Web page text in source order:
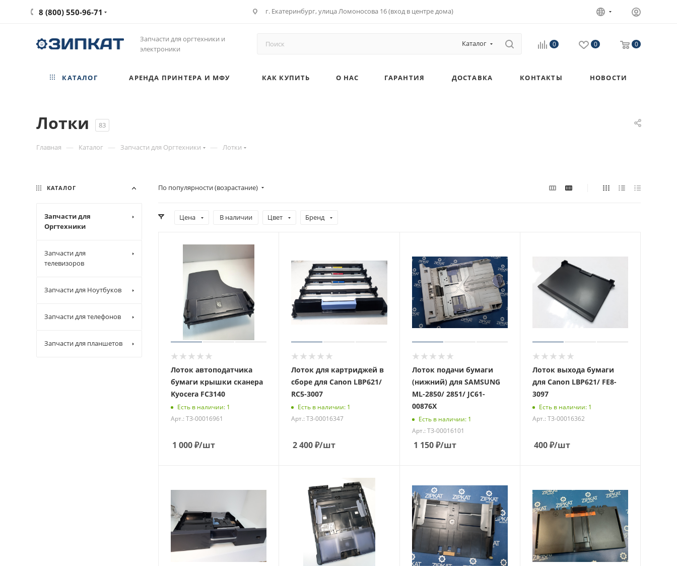
8 (800) 550-96-71 г. Екатеринбург, улица Ломоносова 16 (вход в центре дома)
Запчасти для оргтехники и
электроники
Каталог 0 0 0
КАТАЛОГ АРЕНДА ПРИНТЕРА И МФУ КАК КУПИТЬ О НАС ГАРАНТИЯ ДОСТАВКА КОНТАКТЫ НОВОСТИ
Лотки 83
Главная — Каталог — Запчасти для Оргтехники — Лотки
По популярности (возрастание)
Цена В наличии Цвет Бренд
Лоток автоподатчика
бумаги крышки сканера
Kyocera FC3140
Есть в наличии: 1
Арт.: ТЗ-00016961
1 000₽/шт
Лоток для картриджей в
сборе для Canon LBP621/
RC5-3007
Есть в наличии: 1
Арт.: ТЗ-00016347
2 400₽/шт
Лоток подачи бумаги
(нижний) для SAMSUNG
ML-2850/ 2851/ JC61-
00876X
Есть в наличии: 1
Арт.: ТЗ-00016101
1 150₽/шт
Лоток выхода бумаги
для Canon LBP621/ FE8-
3097
Есть в наличии: 1
Арт.: ТЗ-00016362
400₽/шт
КАТАЛОГ
Запчасти для
Оргтехники
Запчасти для
телевизоров
Запчасти для Ноутбуков
Запчасти для телефонов
Запчасти для планшетов